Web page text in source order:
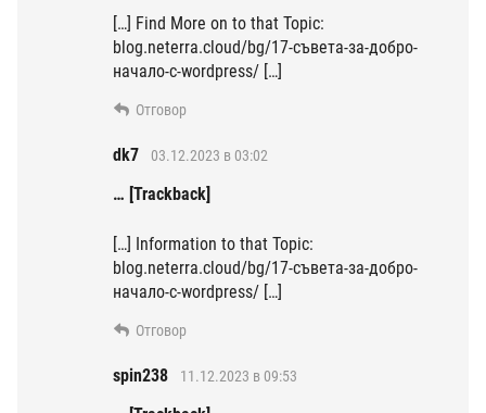
[…] Find More on to that Topic:
blog.neterra.cloud/bg/17-съвета-за-добро-
начало-с-wordpress/ […]
Отговор
dk7 03.12.2023 в 03:02
… [Trackback]
[…] Information to that Topic:
blog.neterra.cloud/bg/17-съвета-за-добро-
начало-с-wordpress/ […]
Отговор
spin238 11.12.2023 в 09:53